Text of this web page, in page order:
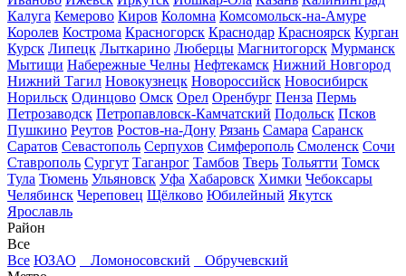
Калуга Кемерово Киров Коломна Комсомольск-на-Амуре
Королев Кострома Красногорск Краснодар Красноярск Курган
Курск Липецк Лыткарино Люберцы Магнитогорск Мурманск
Мытищи Набережные Челны Нефтекамск Нижний Новгород
Нижний Тагил Новокузнецк Новороссийск Новосибирск
Норильск Одинцово Омск Орел Оренбург Пенза Пермь
Петрозаводск Петропавловск-Камчатский Подольск Псков
Пушкино Реутов Ростов-на-Дону Рязань Самара Саранск
Саратов Севастополь Серпухов Симферополь Смоленск Сочи
Ставрополь Сургут Таганрог Тамбов Тверь Тольятти Томск
Тула Тюмень Ульяновск Уфа Хабаровск Химки Чебоксары
Челябинск Череповец Щёлково Юбилейный Якутск
Ярославль
Район
Все
Все ЮЗАО Ломоносовский
Обручевский